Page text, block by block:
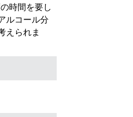
時間を要し
ルコール分
えられま